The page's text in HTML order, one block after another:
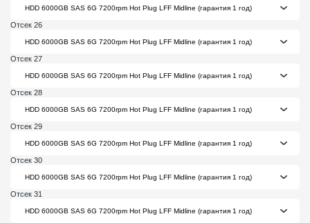
Отсек 26
Отсек 27
Отсек 28
Отсек 29
Отсек 30
Отсек 31